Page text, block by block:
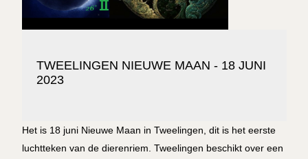
TWEELINGEN NIEUWE MAAN - 18 JUNI
2023
Het is 18 juni Nieuwe Maan in Tweelingen, dit is het eerste
luchtteken van de dierenriem. Tweelingen beschikt over een